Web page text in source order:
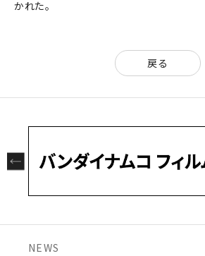
かれた。
戻る
NEWS